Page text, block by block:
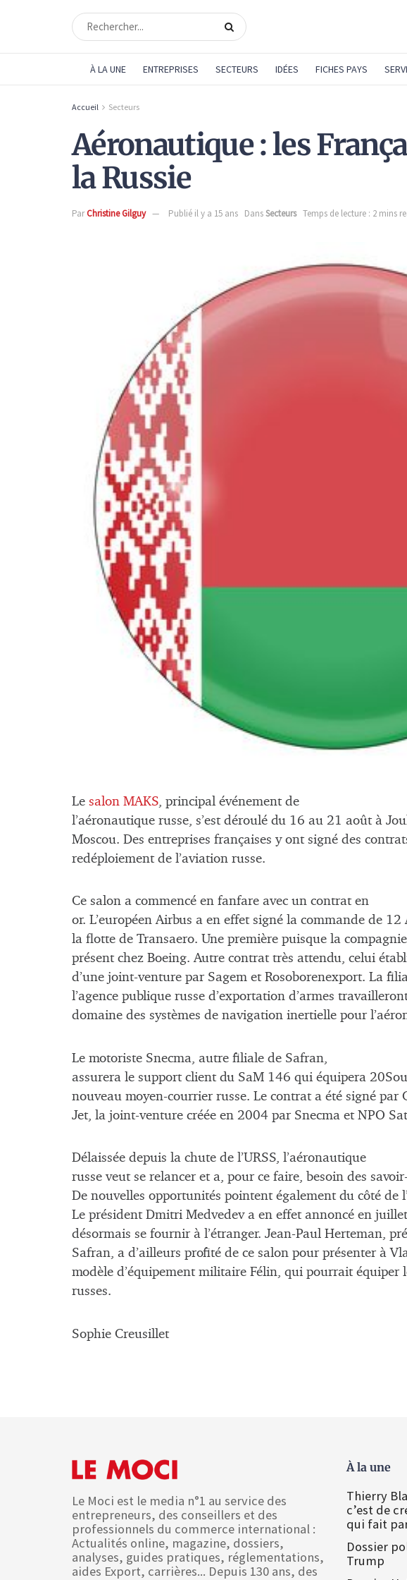
À LA UNE ENTREPRISES SECTEURS IDÉES FICHES PAYS
Accueil Secteurs
Aéronautique : les
la Russie
ParChristine Gilguy Publié il y a 15 ans DansSecteurs Temps de lecture : 2 mins
Le salon MAKS , principal événement de
l’aéronautique russe, s’est déroulé du 16 au 21 août à
Moscou. Des entreprises françaises y ont signé des
redéploiement de l’aviation russe.
Ce salon a commencé en fanfare avec un contrat en
or. L’européen Airbus a en effet signé la commande de
la flotte de Transaero. Une première puisque la compagnie
présent chez Boeing. Autre contrat très attendu, celui
d’une joint-venture par Sagem et Rosoborenexport. La
l’agence publique russe d’exportation d’armes
domaine des systèmes de navigation inertielle pour
Le motoriste Snecma, autre filiale de Safran,
assurera le support client du SaM 146 qui équipera
nouveau moyen-courrier russe. Le contrat a été signé par
Jet, la joint-venture créée en 2004 par Snecma et NPO
Délaissée depuis la chute de l’URSS, l’aéronautique
russe veut se relancer et a, pour ce faire, besoin des
De nouvelles opportunités pointent également du côté de
Le président Dmitri Medvedev a en effet annoncé en
désormais se fournir à l’étranger. Jean-Paul Herteman,
Safran, a d’ailleurs profité de ce salon pour présenter à
modèle d’équipement militaire Félin, qui pourrait équiper
russes.
Sophie Creusillet
Le Moci est le media n°1 au service des
entrepreneurs, des conseillers et des
professionnels du commerce international :
Actualités online, magazine, dossiers,
analyses, guides pratiques, réglementations,
aides Export, carrières... Depuis 130 ans, des
À la une
Thierry
c’est de
qui fait
Dossier
Trump